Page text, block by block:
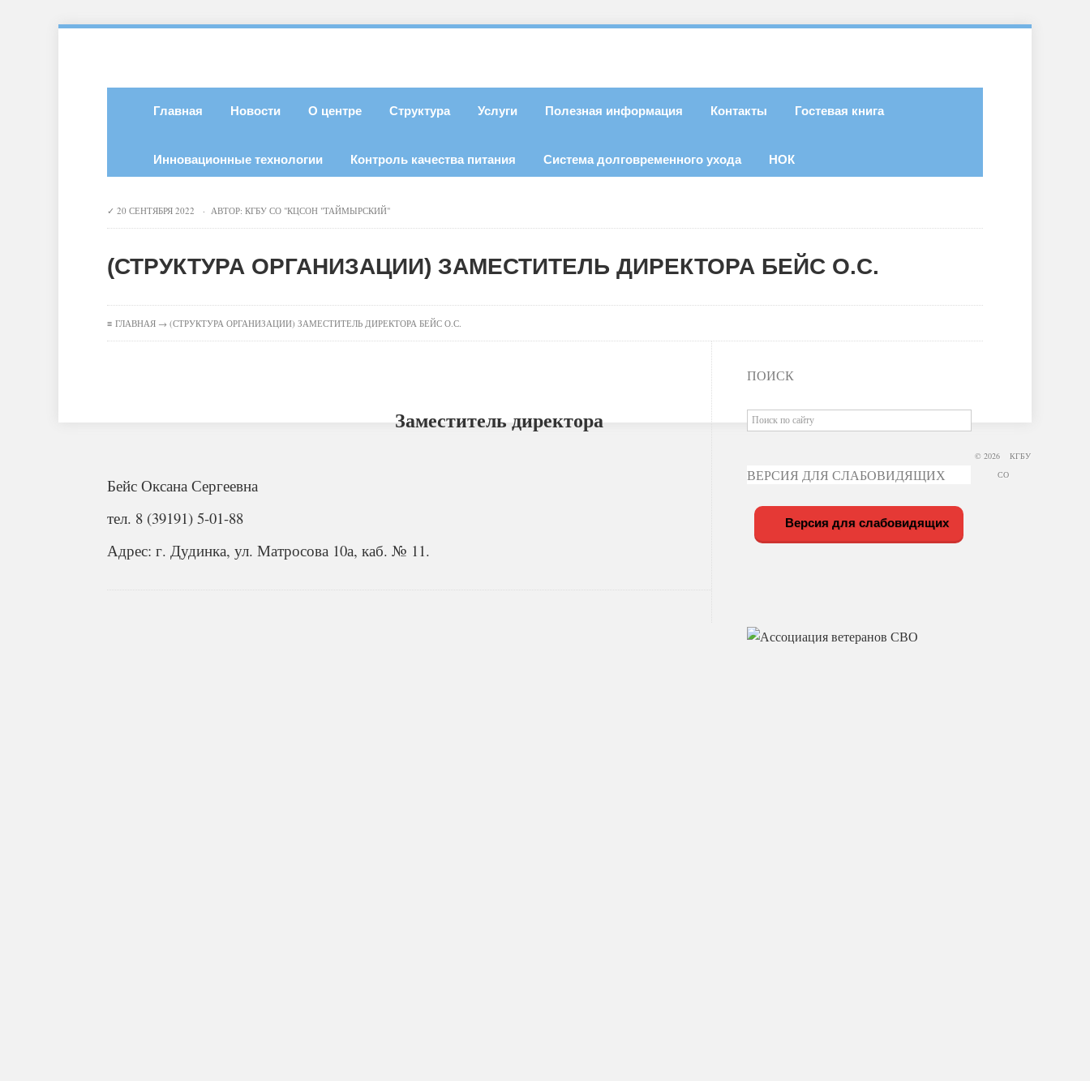
Главная Новости О центре Структура Услуги Полезная информация Контакты Гостевая книга
Инновационные технологии Контроль качества питания Система долговременного ухода НОК
20 СЕНТЯБРЯ 2022 · АВТОР: КГБУ СО "КЦСОН "ТАЙМЫРСКИЙ"
(СТРУКТУРА ОРГАНИЗАЦИИ) ЗАМЕСТИТЕЛЬ ДИРЕКТОРА БЕЙС О.С.
≡ ГЛАВНАЯ → (СТРУКТУРА ОРГАНИЗАЦИИ) ЗАМЕСТИТЕЛЬ ДИРЕКТОРА БЕЙС О.С.
Заместитель директора
Бейс Оксана Сергеевна
тел. 8 (39191) 5-01-88
Адрес: г. Дудинка, ул. Матросова 10а, каб. № 11.
ПОИСК
ВЕРСИЯ ДЛЯ СЛАБОВИДЯЩИХ
Версия для слабовидящих
© 2026 КГБУ
СО